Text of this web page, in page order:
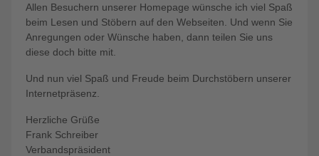
Allen Besuchern unserer Homepage wünsche ich viel Spaß
beim Lesen und Stöbern auf den Webseiten. Und wenn Sie
Anregungen oder Wünsche haben, dann teilen Sie uns
diese doch bitte mit.
Und nun viel Spaß und Freude beim Durchstöbern unserer
Internetpräsenz.
Herzliche Grüße
Frank Schreiber
Verbandspräsident